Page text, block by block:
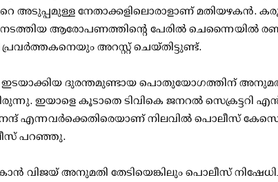
അടുപ്പമുള്ള നേതാക്കളിലൊരാളാണ് മതിയഴകന്‍.
ആരോപണത്തിന്റെ പേരില്‍ ചെന്നൈയില്‍
അറസ്റ്റ് ചെയ്തിട്ടുണ്ട്.
ഇടയാക്കിയ ദുരന്തമുണ്ടായ പൊതുയോഗത്തിന്
ഇയാളെ കൂടാതെ ടിവികെ ജനറല്‍ സെക്രട്ടറി
എന്നവര്‍ക്കെതിരെയാണ് നിലവില്‍ പൊലീസ്
പറഞ്ഞു.
വിജയ് അനുമതി തേടിയെങ്കിലും പൊലീസ്